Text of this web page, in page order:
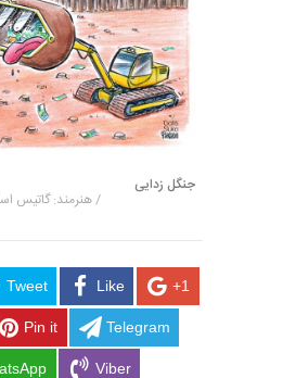
جنگل زدایی
/ هنرمند: گاتیس
Tweet Like +1
Pin it Telegram
Viber